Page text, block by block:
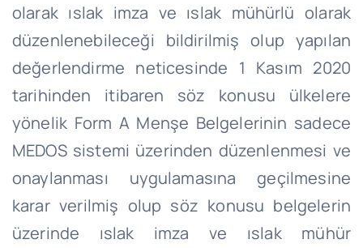
olarak ıslak imza ve ıslak mühürlü olarak
düzenlenebileceği bildirilmiş olup yapılan
değerlendirme neticesinde 1 Kasım 2020
tarihinden itibaren söz konusu ülkelere
yönelik Form A Menşe Belgelerinin sadece
MEDOS sistemi üzerinden düzenlenmesi ve
onaylanması uygulamasına geçilmesine
karar verilmiş olup söz konusu belgelerin
üzerinde ıslak imza ve ıslak mühür